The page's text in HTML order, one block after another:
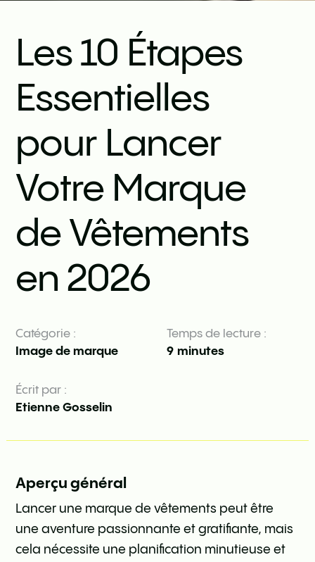
Les 10 Étapes
Essentielles
pour Lancer
Votre Marque
de Vêtements
en 2026
Catégorie :
Image de marque
Temps de lecture :
9 minutes
Écrit par :
Etienne Gosselin
Aperçu général
Lancer une marque de vêtements peut être
une aventure passionnante et gratifiante, mais
cela nécessite une planification minutieuse et